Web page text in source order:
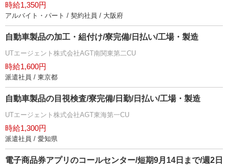
時給1,350円
アルバイト・パート / 契約社員 / 大阪府
自動車製品の加工・組付け/寮完備/日払い/工場・製造
UTエージェント株式会社AGT南関東第二CU
時給1,600円
派遣社員 / 東京都
自動車製品の目視検査/寮完備/日勤/日払い/工場・製造
UTエージェント株式会社AGT東海第一CU
時給1,300円
派遣社員 / 愛知県
電子商品券アプリのコールセンター/短期9月14日まで/週2日